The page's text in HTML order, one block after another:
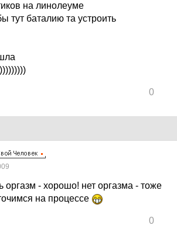
на линолеуме
тут баталию та устроить
0
оргазм - хорошо! нет оргазма - тоже
на процессе
0